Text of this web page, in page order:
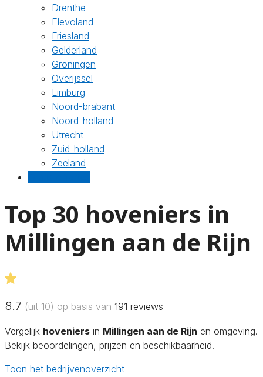
Drenthe
Flevoland
Friesland
Gelderland
Groningen
Overijssel
Limburg
Noord-brabant
Noord-holland
Utrecht
Zuid-holland
Zeeland
Top 30 hoveniers in
Millingen aan de Rijn
8.7 (uit 10) op basis van 191 reviews
Vergelijk hoveniers in Millingen aan de Rijn en omgeving.
Bekijk beoordelingen, prijzen en beschikbaarheid.
Toon het bedrijvenoverzicht